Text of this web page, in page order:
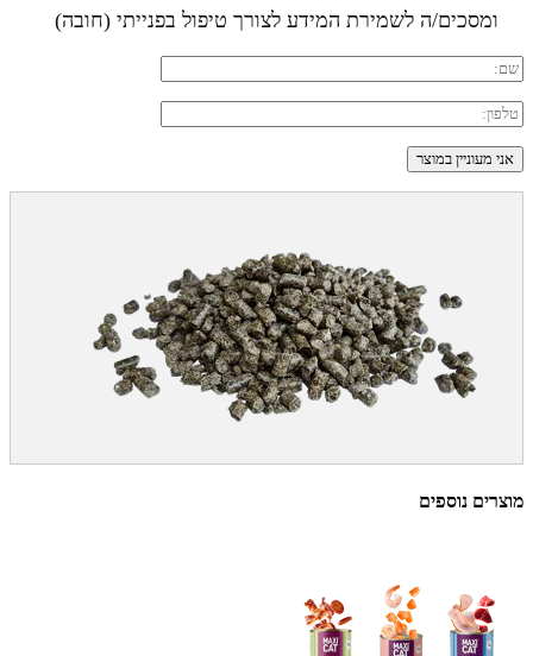
ומסכים/ה לשמירת המידע לצורך טיפול בפנייתי (חובה)
מוצרים נוספים